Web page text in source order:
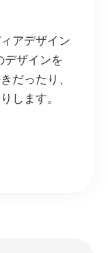
アデザイン
デザインを
だったり、
します。